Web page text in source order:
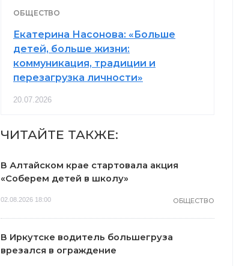
ОБЩЕСТВО
Екатерина Насонова: «Больше
детей, больше жизни:
коммуникация, традиции и
перезагрузка личности»
20.07.2026
ЧИТАЙТЕ ТАКЖЕ:
В Алтайском крае стартовала акция
«Соберем детей в школу»
02.08.2026 18:00 ОБЩЕСТВО
В Иркутске водитель большегруза
врезался в ограждение